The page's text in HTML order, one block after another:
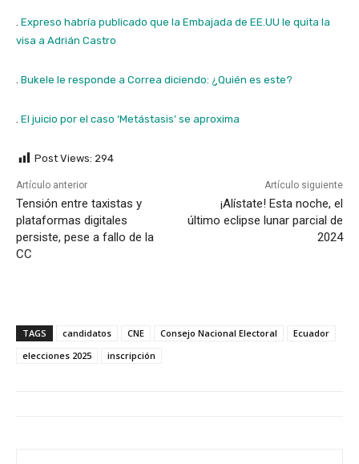
Expreso habría publicado que la Embajada de EE.UU le quita la
visa a Adrián Castro
Bukele le responde a Correa diciendo: ¿Quién es este?
El juicio por el caso ‘Metástasis’ se aproxima
Post Views: 294
Artículo anterior
Tensión entre taxistas y
plataformas digitales
persiste, pese a fallo de la
CC
Artículo siguiente
¡Alístate! Esta noche, el
último eclipse lunar parcial de
2024
TAGS candidatos CNE Consejo Nacional Electoral
Ecuador
elecciones 2025
inscripción